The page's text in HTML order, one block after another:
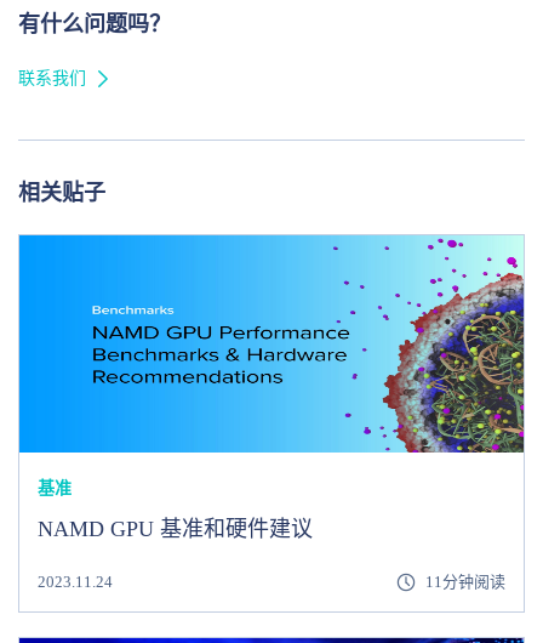
有什么问题吗？
联系我们
相关贴子
基准
NAMD GPU 基准和硬件建议
2023.11.24 11分钟阅读